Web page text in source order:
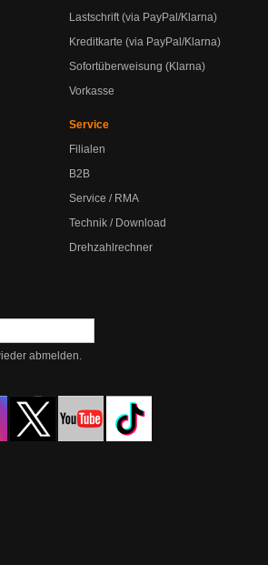
Lastschrift (via PayPal/Klarna)
Kreditkarte (via PayPal/Klarna)
Sofortüberweisung (Klarna)
Vorkasse
Service
Filialen
B2B
Service / RMA
Technik / Download
Drehzahlrechner
abmelden.